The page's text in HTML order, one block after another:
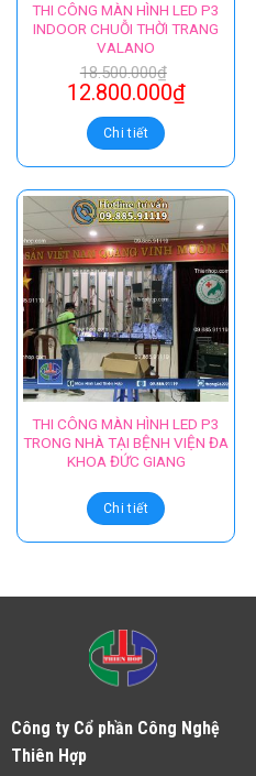
THI CÔNG MÀN HÌNH LED P3
INDOOR CHUỖI THỜI TRANG
VALANO
18.500.000₫
12.800.000₫
Chi tiết
THI CÔNG MÀN HÌNH LED P3
TRONG NHÀ TẠI BỆNH VIỆN ĐA
KHOA ĐỨC GIANG
Chi tiết
Công ty Cổ phần Công Nghệ
Thiên Hợp